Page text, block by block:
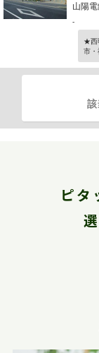
山陽
-
★西
市・
ピタ